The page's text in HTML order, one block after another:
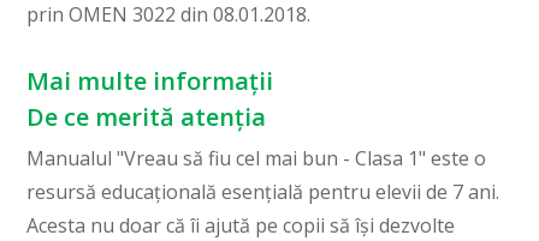
prin OMEN 3022 din 08.01.2018.
Mai multe informații
De ce merită atenția
Manualul "Vreau să fiu cel mai bun - Clasa 1" este o
resursă educațională esențială pentru elevii de 7 ani.
Acesta nu doar că îi ajută pe copii să își dezvolte